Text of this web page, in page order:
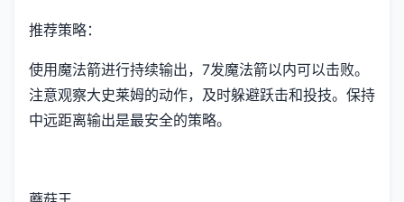
推荐策略：
使用魔法箭进行持续输出，7发魔法箭以内可以击败。
注意观察大史莱姆的动作，及时躲避跃击和投技。保持
中远距离输出是最安全的策略。